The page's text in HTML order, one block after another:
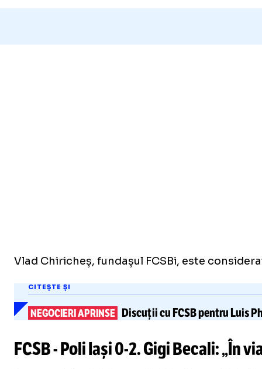
Vlad Chiricheș, fundașul FCSBi, este
CITEȘTE ȘI
NEGOCIERI APRINSE Discuții cu FCSBpentru Luis
FCSB - Poli Iași0-2. Gigi Becali: „În